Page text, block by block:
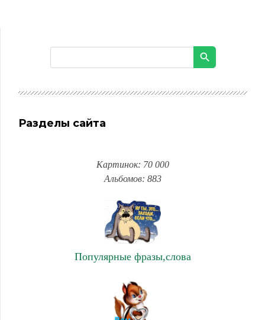
Разделы сайта
Картинок: 70 000
Альбомов: 883
Популярные фразы,слова